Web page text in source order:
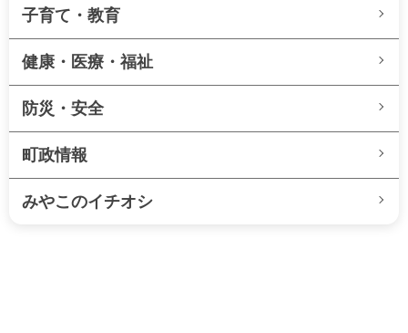
子育て・教育
健康・医療・福祉
防災・安全
町政情報
みやこのイチオシ